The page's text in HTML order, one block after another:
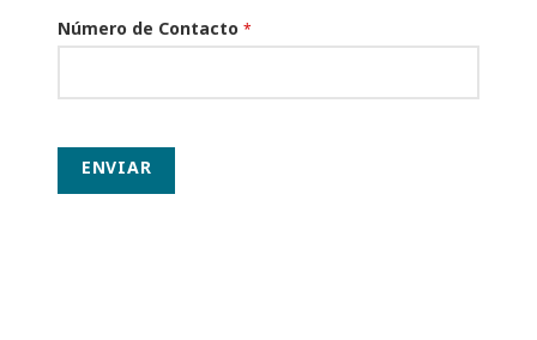
Número de Contacto *
ENVIAR